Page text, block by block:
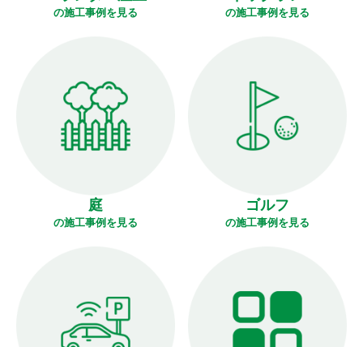
の施工事例を見る の施工事例を見る
庭
の施工事例を見る
ゴルフ
の施工事例を見る